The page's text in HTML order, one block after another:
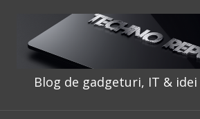
content
Blog de gadgeturi, IT &